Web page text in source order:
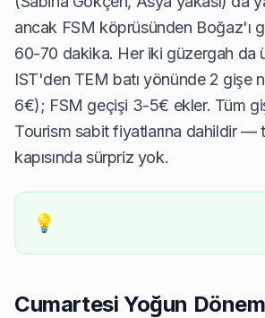
ancak FSM köprüsünden Boğaz'ı
60-70 dakika. Her iki güzergah da
IST'den TEM batı yönünde 2 gişe
6€); FSM geçişi 3-5€ ekler. Tüm
Tourism sabit fiyatlarına dahildir —
kapısında sürpriz yok.
💡
Cumartesi Yoğun